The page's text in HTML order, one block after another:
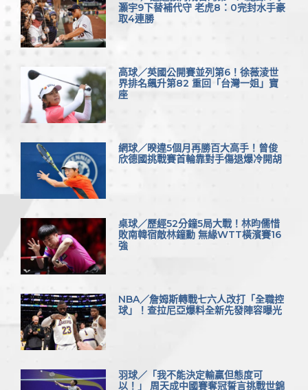
灝宇9下替補代守 老虎8：0完封水手豪
取4連勝
高球／英國公開賽並列第6！徐薇淩世
界排名飆升第82 重回「台灣一姐」寶
座
網球／暌違5個月再勝百大高手！曾俊
欣德國挑戰賽首輪靠對手傷退爆冷開胡
桌球／歷經52分鐘5局大戰！林昀儒惜
敗南韓宿敵林鐘勳 無緣WTT橫濱賽16
強
NBA／詹姆斯轉戰七六人改打「全職控
球」！查拉尼亞爆料全新先發陣容曝光
羽球／「我不能決定輸贏但態度可
以！」 周天成中國賽奪冠誓言挑戰世錦